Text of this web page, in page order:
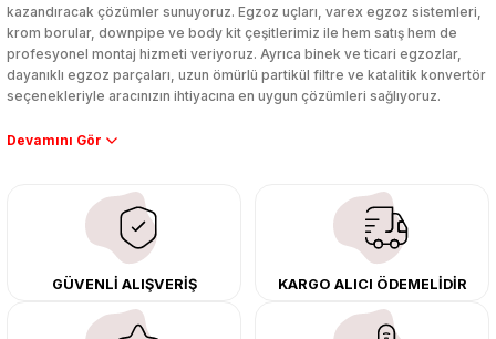
kazandıracak çözümler sunuyoruz. Egzoz uçları, varex egzoz sistemleri,
krom borular, downpipe ve body kit çeşitlerimiz ile hem satış hem de
profesyonel montaj hizmeti veriyoruz. Ayrıca binek ve ticari egzozlar,
dayanıklı egzoz parçaları, uzun ömürlü partikül filtre ve katalitik konvertör
seçenekleriyle aracınızın ihtiyacına en uygun çözümleri sağlıyoruz.
Performans artışı isteyen sürücüler için özel performans egzozları ve
çıkma orijinal ürünler ile yenileyebilir, body kit uygulamalarıyla aracınızın
tasarımını ve aerodinamisini üst seviyeye taşıyabilirsiniz.
Tüm ürünlerimiz orijinal, dayanıklı ve uzun ömürlüdür. İstanbul’daki montaj
merkezimizde profesyonel montaj yapıyor, Türkiye’nin her yerine güvenli
kargo ile teslimat gerçekleştiriyoruz. Aracınıza değer katmak için doğru
adres: Egzoz Sepeti.
GÜVENLİ ALIŞVERİŞ KARGO ALICI ÖDEMELİDİR